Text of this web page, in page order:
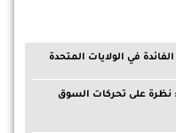
في الولايات المتحدة
نظرة على تحركات السوق